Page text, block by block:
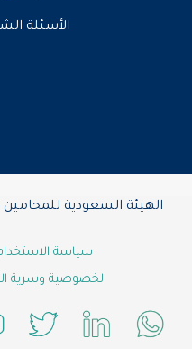
الأسئلة
الهيئة السعودية للمحامين
سياسة الاستخدام
الخصوصية وسرية